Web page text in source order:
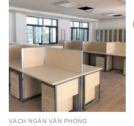
VÁCH NGĂN VĂN PHÒNG